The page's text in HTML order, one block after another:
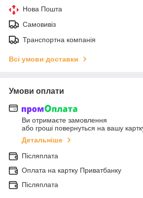
Нова Пошта
Самовивіз
Транспортна компанія
Всі умови доставки
Умови оплати
Ви отримаєте замовлення
або гроші повернуться на вашу
Детальніше
Післяплата
Оплата на картку Приватбанку
Післяплата